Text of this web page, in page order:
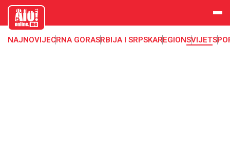
aloonline.
me
NAJNOVIJECRNA GORASRBIJA I SRPSKAREGIONSVIJET